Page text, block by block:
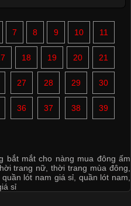
7 8 9 10 11
18 19 20 21
27 28 29 30
36 37 38 39
bắt mắt cho nàng mua đông ấm
trang nữ ,thời trang mùa đông
quần lót nam giá sỉ quần lót nam
sỉ